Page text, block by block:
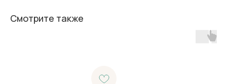
Смотрите также